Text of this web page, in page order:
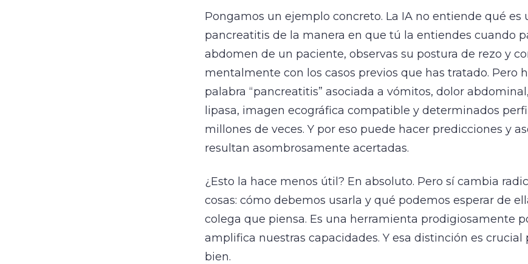
Pongamos un ejemplo concreto. La IA no entiende qué es
pancreatitis de la manera en que tú la entiendes cuando
abdomen de un paciente, observas su postura de rezo y
mentalmente con los casos previos que has tratado. Pero
palabra “pancreatitis” asociada a vómitos, dolor
lipasa, imagen ecográfica compatible y determinados
millones de veces. Y por eso puede hacer predicciones y
resultan asombrosamente acertadas.
¿Esto la hace menos útil? En absoluto. Pero sí cambia
cosas: cómo debemos usarla y qué podemos esperar de
colega que piensa. Es una herramienta prodigiosamente
amplifica nuestras capacidades. Y esa distinción es crucial
bien.